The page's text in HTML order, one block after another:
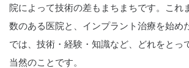
院によって技術の差もまちまちです。これ
数のある医院と、インプラント治療を始め
では、技術・経験・知識など、どれをとっ
当然のことです。